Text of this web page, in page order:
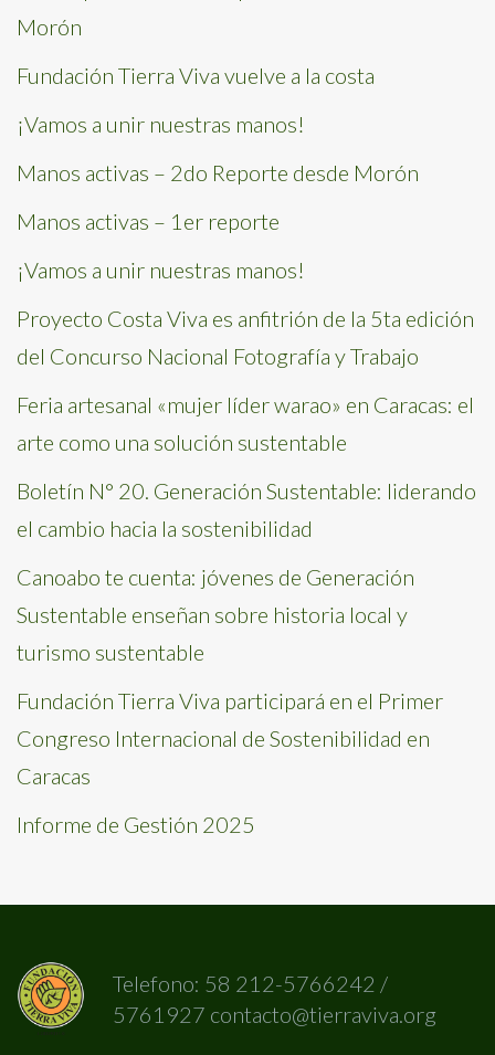
Morón
Fundación Tierra Viva vuelve a la costa
¡Vamos a unir nuestras manos!
Manos activas – 2do Reporte desde Morón
Manos activas – 1er reporte
¡Vamos a unir nuestras manos!
Proyecto Costa Viva es anfitrión de la 5ta edición
del Concurso Nacional Fotografía y Trabajo
Feria artesanal «mujer líder warao» en Caracas: el
arte como una solución sustentable
Boletín N° 20. Generación Sustentable: liderando
el cambio hacia la sostenibilidad
Canoabo te cuenta: jóvenes de Generación
Sustentable enseñan sobre historia local y
turismo sustentable
Fundación Tierra Viva participará en el Primer
Congreso Internacional de Sostenibilidad en
Caracas
Informe de Gestión 2025
Telefono: 58 212-5766242 /
5761927 contacto@tierraviva.org